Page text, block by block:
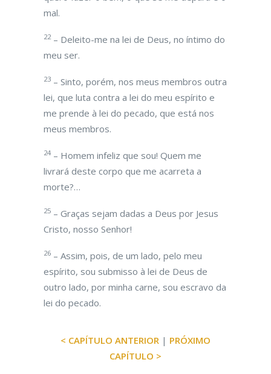
mal.
22– Deleito-me na lei de Deus, no íntimo do
meu ser.
23 – Sinto, porém, nos meus membros outra
lei, que luta contra a lei do meu espírito e
me prende à lei do pecado, que está nos
meus membros.
24 – Homem infeliz que sou! Quem me
livrará deste corpo que me acarreta a
morte?…
25 – Graças sejam dadas a Deus por Jesus
Cristo, nosso Senhor!
26 – Assim, pois, de um lado, pelo meu
espírito, sou submisso à lei de Deus de
outro lado, por minha carne, sou escravo da
lei do pecado.
< CAPÍTULO ANTERIOR | PRÓXIMO
CAPÍTULO >